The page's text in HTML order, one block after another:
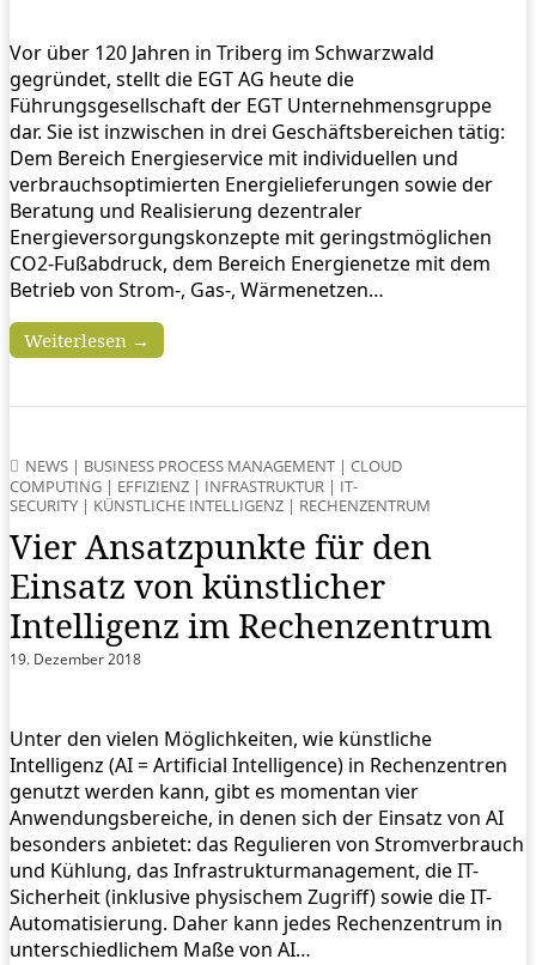
Vor über 120 Jahren in Triberg im Schwarzwald
gegründet, stellt die EGT AG heute die
Führungsgesellschaft der EGT Unternehmensgruppe
dar. Sie ist inzwischen in drei Geschäftsbereichen tätig:
Dem Bereich Energieservice mit individuellen und
verbrauchsoptimierten Energielieferungen sowie der
Beratung und Realisierung dezentraler
Energieversorgungskonzepte mit geringstmöglichen
CO2-Fußabdruck, dem Bereich Energienetze mit dem
Betrieb von Strom-, Gas-, Wärmenetzen…
Weiterlesen →
NEWS | BUSINESS PROCESS MANAGEMENT | CLOUD
COMPUTING | EFFIZIENZ | INFRASTRUKTUR | IT-
SECURITY | KÜNSTLICHE INTELLIGENZ | RECHENZENTRUM
Vier Ansatzpunkte für den
Einsatz von künstlicher
Intelligenz im Rechenzentrum
19. Dezember 2018
Unter den vielen Möglichkeiten, wie künstliche
Intelligenz (AI = Artificial Intelligence) in Rechenzentren
genutzt werden kann, gibt es momentan vier
Anwendungsbereiche, in denen sich der Einsatz von AI
besonders anbietet: das Regulieren von Stromverbrauch
und Kühlung, das Infrastrukturmanagement, die IT-
Sicherheit (inklusive physischem Zugriff) sowie die IT-
Automatisierung. Daher kann jedes Rechenzentrum in
unterschiedlichem Maße von AI…